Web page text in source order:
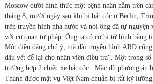
Moscow dưới hình thức một bệnh nhân nằm trên
tháng 8, mười ngày sau khi bị bắt cóc ở Berlin,
trên truyền hình nhà nước và nói ông đã tự nguyện
với cơ quan tư pháp. Ông ta có cơ bị tử hình bằng
Một điều đáng chú ý, mà đài truyền hình ARD
dấu vết để lại cho nhân viên điều tra". Một trong
trường hợp 2 chiếc xe bắt cóc. Mặc dù phương án
Thanh được mật vụ Việt Nam chuẩn bị rất kỹ